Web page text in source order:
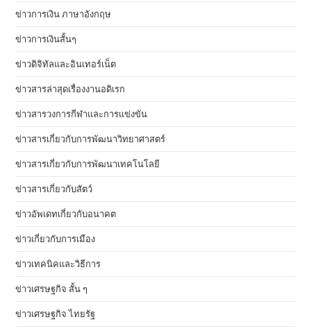
ข่าวการเงิน ภาษาอังกฤษ
ข่าวการเงินสั้นๆ
ข่าวดิจิทัลและอินเทอร์เน็ต
ข่าวสารล่าสุดเรื่องงานอดิเรก
ข่าวสารวงการกีฬาและการแข่งขัน
ข่าวสารเกี่ยวกับการพัฒนาวิทยาศาสตร์
ข่าวสารเกี่ยวกับการพัฒนาเทคโนโลยี
ข่าวสารเกี่ยวกับสัตว์
ข่าวอัพเดทเกี่ยวกับอนาคต
ข่าวเกี่ยวกับการเมือง
ข่าวเทคนิคและวิธีการ
ข่าวเศรษฐกิจ สั้น ๆ
ข่าวเศรษฐกิจ ไทยรัฐ